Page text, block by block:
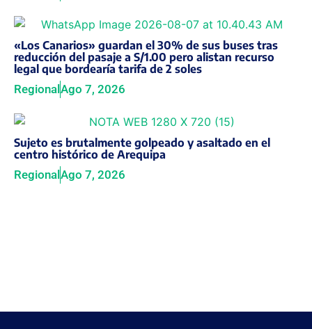
«Los Canarios» guardan el 30% de sus buses tras
reducción del pasaje a S/1.00 pero alistan recurso
legal que bordearía tarifa de 2 soles
Regional Ago 7, 2026
Sujeto es brutalmente golpeado y asaltado en el
centro histórico de Arequipa
RegionalAgo 7, 2026